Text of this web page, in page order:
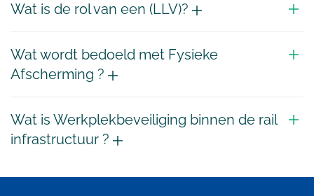
Wat is de rol van een (LLV)?
Wat wordt bedoeld met Fysieke
Afscherming ?
Wat is Werkplekbeveiliging binnen de rail
infrastructuur ?